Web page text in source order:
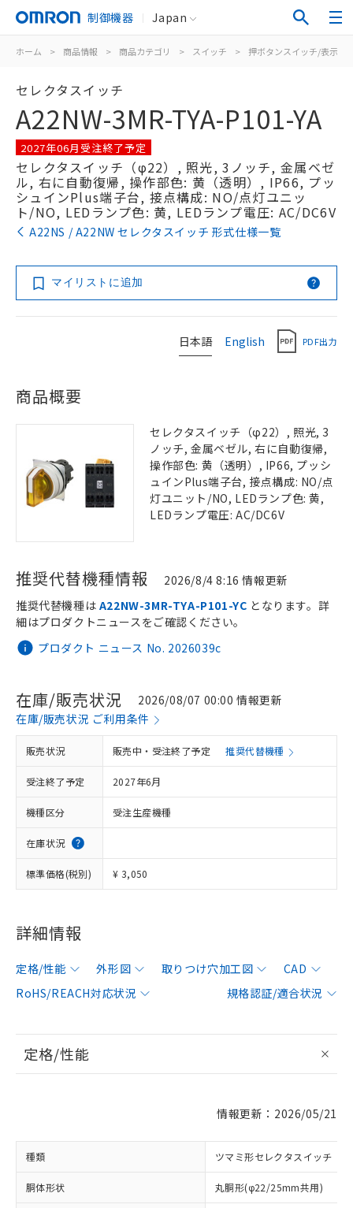
制御機器 Japan
ホーム > 商品情報 > 商品カテゴリ > スイッチ > 押ボタンスイッチ/表示灯
セレクタスイッチ
A22NW-3MR-TYA-P101-YA
2027年06月受注終了予定
セレクタスイッチ（φ22）, 照光, 3ノッチ, 金属ベゼ
ル, 右に自動復帰, 操作部色: 黄（透明）, IP66, プッ
シュインPlus端子台, 接点構成: NO/点灯ユニッ
ト/NO, LEDランプ色: 黄, LEDランプ電圧: AC/DC6V
A22NS / A22NW セレクタスイッチ 形式仕様一覧
マイリストに追加
日本語 English PDF出力
商品概要
セレクタスイッチ（φ22）, 照光, 3
ノッチ, 金属ベゼル, 右に自動復帰,
操作部色: 黄（透明）, IP66, プッシ
ュインPlus端子台, 接点構成: NO/点
灯ユニット/NO, LEDランプ色: 黄,
LEDランプ電圧: AC/DC6V
推奨代替機種情報 2026/8/4 8:16 情報更新
プロダクト ニュース No. 2026039c
推奨代替機種は A22NW-3MR-TYA-P101-YC となります。詳
細はプロダクトニュースをご確認ください。
在庫/販売状況
2026/08/07 00:00 情報更新
在庫/販売状況 ご利用条件
販売状況 販売中・受注終了予定 推奨代替機種
受注終了予定 2027年6月
機種区分 受注生産機種
在庫状況
標準価格(税別) ¥ 3,050
詳細情報
定格/性能 外形図 取りつけ穴加工図
CAD
RoHS/REACH対応状況
規格認証/適合状況
定格/性能
情報更新：2026/05/21
種類 ツマミ形セレクタスイッチ
胴体形状 丸胴形(φ22/25mm共用)